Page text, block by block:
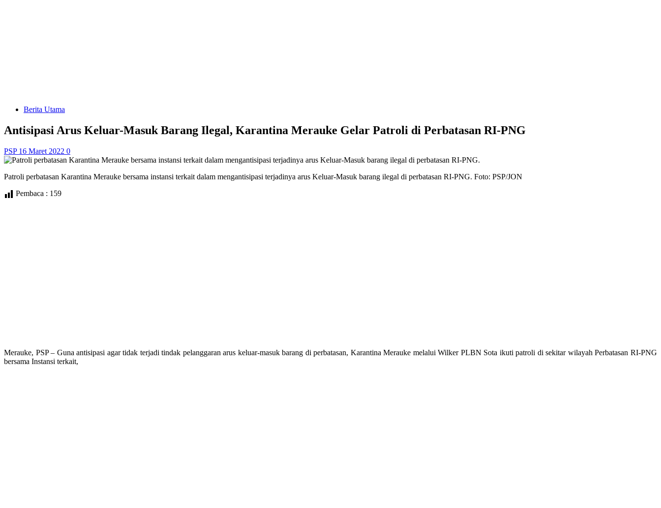
Berita Utama
Antisipasi Arus Keluar-Masuk Barang Ilegal, Karantina Merauke Gelar Patroli di Perbatasan RI-PNG
PSP 16 Maret 2022 0
Patroli perbatasan Karantina Merauke bersama instansi terkait dalam mengantisipasi terjadinya arus Keluar-Masuk barang ilegal di perbatasan RI-PNG. Foto: PSP/JON
Pembaca : 159
Merauke, PSP – Guna antisipasi agar tidak terjadi tindak pelanggaran arus keluar-masuk barang di perbatasan, Karantina Merauke melalui Wilker PLBN Sota ikuti patroli di sekitar wilayah Perbatasan RI-PNG
bersama Instansi terkait,